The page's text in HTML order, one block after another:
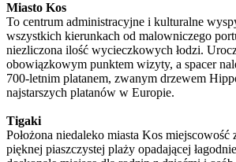
Miasto Kos
To centrum administracyjne i kulturalne
wszystkich kierunkach od malowniczego
niezliczona ilość wycieczkowych łodzi.
obowiązkowym punktem wizyty, a spacer
700-letnim platanem, zwanym drzewem
najstarszych platanów w Europie.
Tigaki
Położona niedaleko miasta Kos miejscowość
pięknej piaszczystej plaży opadającej